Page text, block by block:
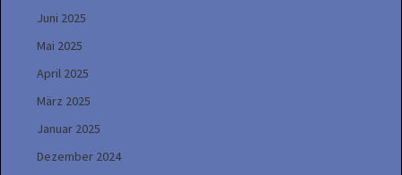
Juni 2025
Mai 2025
April 2025
März 2025
Januar 2025
Dezember 2024